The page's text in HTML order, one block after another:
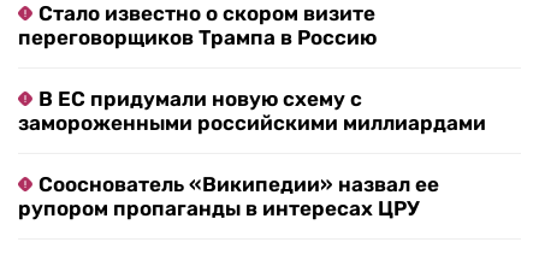
Стало известно о скором визите
переговорщиков Трампа в Россию
В ЕС придумали новую схему с
замороженными российскими миллиардами
Сооснователь «Википедии» назвал ее
рупором пропаганды в интересах ЦРУ